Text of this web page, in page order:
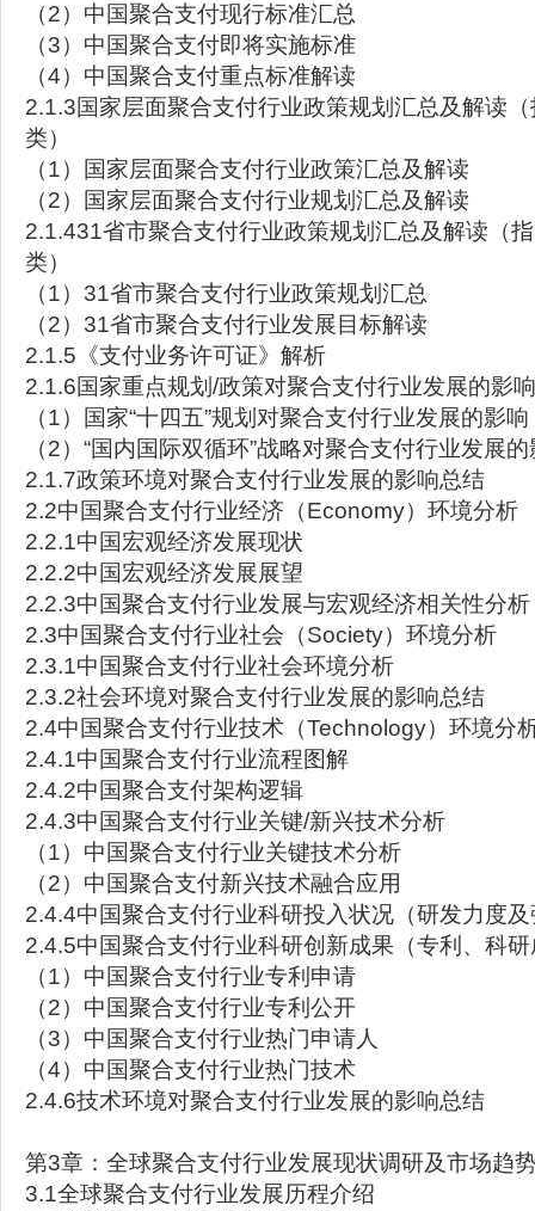
（2）中国聚合支付现行标准汇总
（3）中国聚合支付即将实施标准
（4）中国聚合支付重点标准解读
2.1.3国家层面聚合支付行业政策规划汇总及解读
类）
（1）国家层面聚合支付行业政策汇总及解读
（2）国家层面聚合支付行业规划汇总及解读
2.1.431省市聚合支付行业政策规划汇总及解读（
类）
（1）31省市聚合支付行业政策规划汇总
（2）31省市聚合支付行业发展目标解读
2.1.5《支付业务许可证》解析
2.1.6国家重点规划/政策对聚合支付行业发展的影响
（1）国家“十四五”规划对聚合支付行业发展的影响
（2）“国内国际双循环”战略对聚合支付行业发展
2.1.7政策环境对聚合支付行业发展的影响总结
2.2中国聚合支付行业经济（Economy）环境分析
2.2.1中国宏观经济发展现状
2.2.2中国宏观经济发展展望
2.2.3中国聚合支付行业发展与宏观经济相关性分析
2.3中国聚合支付行业社会（Society）环境分析
2.3.1中国聚合支付行业社会环境分析
2.3.2社会环境对聚合支付行业发展的影响总结
2.4中国聚合支付行业技术（Technology）环境分
2.4.1中国聚合支付行业流程图解
2.4.2中国聚合支付架构逻辑
2.4.3中国聚合支付行业关键/新兴技术分析
（1）中国聚合支付行业关键技术分析
（2）中国聚合支付新兴技术融合应用
2.4.4中国聚合支付行业科研投入状况（研发力度
2.4.5中国聚合支付行业科研创新成果（专利、科
（1）中国聚合支付行业专利申请
（2）中国聚合支付行业专利公开
（3）中国聚合支付行业热门申请人
（4）中国聚合支付行业热门技术
2.4.6技术环境对聚合支付行业发展的影响总结
第3章：全球聚合支付行业发展现状调研及市场趋
3.1全球聚合支付行业发展历程介绍